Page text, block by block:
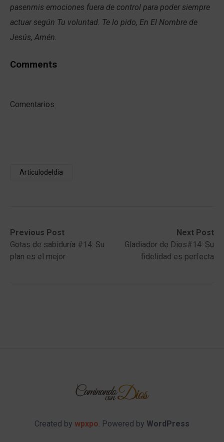
pasenmis emociones fuera de control para poder siempre
actuar según Tu voluntad. Te lo pido, En El Nombre de
Jesús, Amén.
Comments
Comentarios
Articulodeldia
Post
navigation
Previous Post
Previous
post:Gotas de sabiduría #14: Su
plan es el mejor
Next Post
Next
post:
Gladiador de Dios#14: Su
fidelidad es perfecta
Created by wpxpo. Powered by WordPress